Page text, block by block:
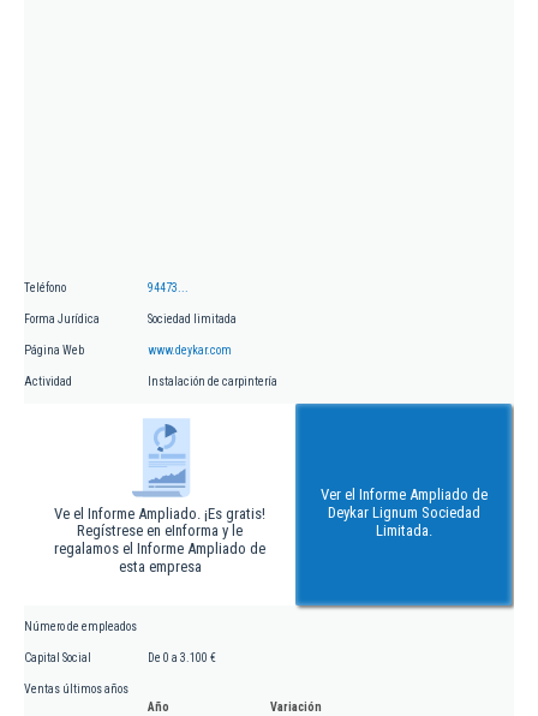
Teléfono 94473...
Forma Jurídica Sociedad limitada
Página Web www.deykar.com
Actividad Instalación de carpintería
Ve el Informe Ampliado. ¡Es gratis!
Regístrese en eInforma y le
regalamos el Informe Ampliado de
esta empresa
Ver el Informe Ampliado de
Deykar Lignum Sociedad
Limitada.
Número de empleados
Capital Social De 0 a 3.100 €
Ventas últimos años
Año
Variación